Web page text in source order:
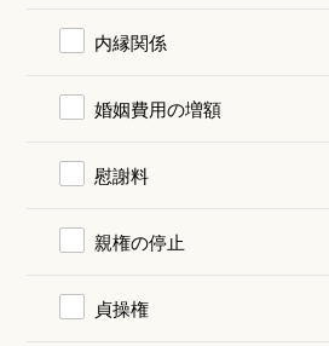
内縁関係
婚姻費用の増額
慰謝料
親権の停止
貞操権